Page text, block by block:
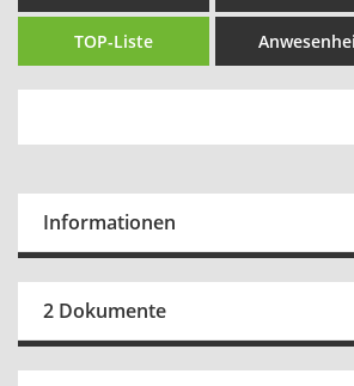
TOP-Liste
Informationen
2 Dokumente